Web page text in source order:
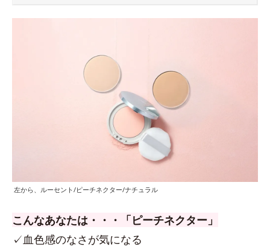
左から、ルーセント/ピーチネクター/ナチュラル
こんなあなたは・・・「ピーチネクター」
✓血色感のなさが気になる